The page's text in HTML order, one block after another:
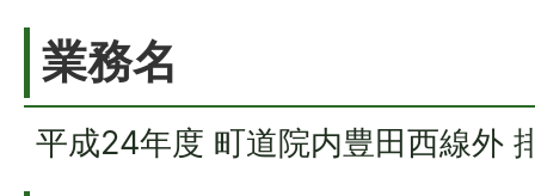
業務名
平成24年度 町道院内豊田西線外